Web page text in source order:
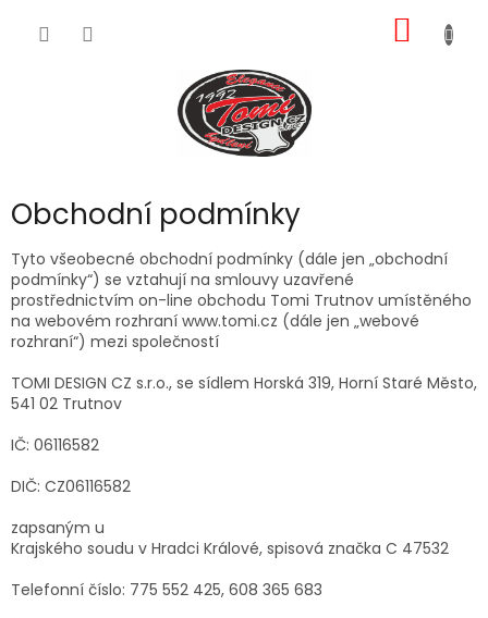
KOŠÍK
Obchodní podmínky
Tyto všeobecné obchodní podmínky (dále jen „obchodní
podmínky“) se vztahují na smlouvy uzavřené
prostřednictvím on-line obchodu Tomi Trutnov umístěného
na webovém rozhraní www.tomi.cz (dále jen „webové
rozhraní“) mezi společností
TOMI DESIGN CZ s.r.o., se sídlem Horská 319, Horní Staré Město,
541 02 Trutnov
IČ: 06116582
DIČ: CZ06116582
zapsaným u
Krajského soudu v Hradci Králové, spisová značka C 47532
Telefonní číslo: 775 552 425, 608 365 683